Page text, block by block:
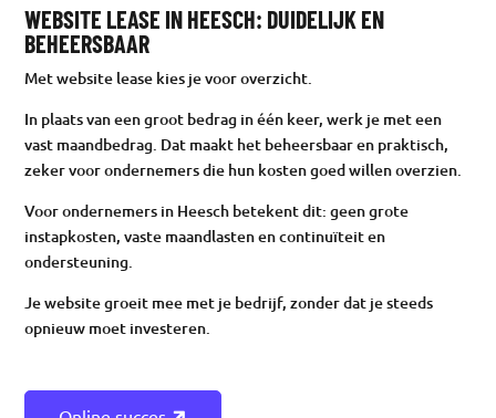
WEBSITE LEASE IN HEESCH: DUIDELIJK EN
BEHEERSBAAR
Met website lease kies je voor overzicht.
In plaats van een groot bedrag in één keer, werk je met een
vast maandbedrag. Dat maakt het beheersbaar en praktisch,
zeker voor ondernemers die hun kosten goed willen overzien.
Voor ondernemers in Heesch betekent dit: geen grote
instapkosten, vaste maandlasten en continuïteit en
ondersteuning.
Je website groeit mee met je bedrijf, zonder dat je steeds
opnieuw moet investeren.